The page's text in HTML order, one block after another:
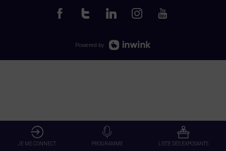
Powered by
JE ME CONNECT PROGRAMME LISTE DES EXPOSANTS